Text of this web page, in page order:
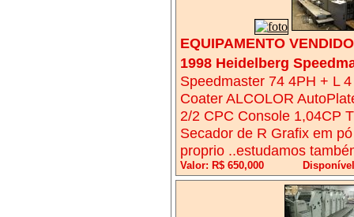
EQUIPAMENTO
1998 Heidelberg
Speedmaster 74 4PH + L
Coater ALCOLOR
2/2 CPC Console 1,04CP
Secador de R Grafix em
proprio ..estudamos
Valor: R$ 650,000